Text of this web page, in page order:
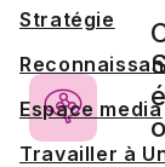
Stratégie
Espace media
Travailler à